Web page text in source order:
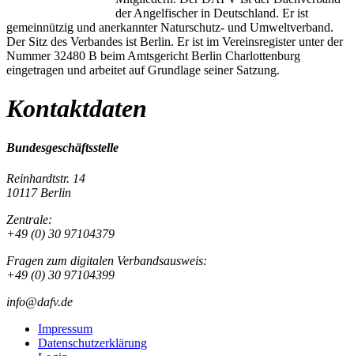
der Angelfischer in Deutschland. Er ist
gemeinnützig und anerkannter Naturschutz- und Umweltverband.
Der Sitz des Verbandes ist Berlin. Er ist im Vereinsregister unter der
Nummer 32480 B beim Amtsgericht Berlin Charlottenburg
eingetragen und arbeitet auf Grundlage seiner Satzung.
Kontaktdaten
Bundesgeschäftsstelle
Reinhardtstr. 14
10117 Berlin
Zentrale:
+49 (0) 30 97104379
Fragen zum digitalen Verbandsausweis:
+49 (0) 30 97104399
info@dafv.de
Impressum
Datenschutzerklärung